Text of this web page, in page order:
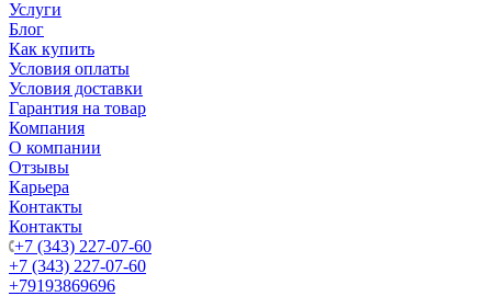
Услуги
Блог
Как купить
Условия оплаты
Условия доставки
Гарантия на товар
Компания
О компании
Отзывы
Карьера
Контакты
Контакты
+7 (343) 227-07-60
+7 (343) 227-07-60
+79193869696